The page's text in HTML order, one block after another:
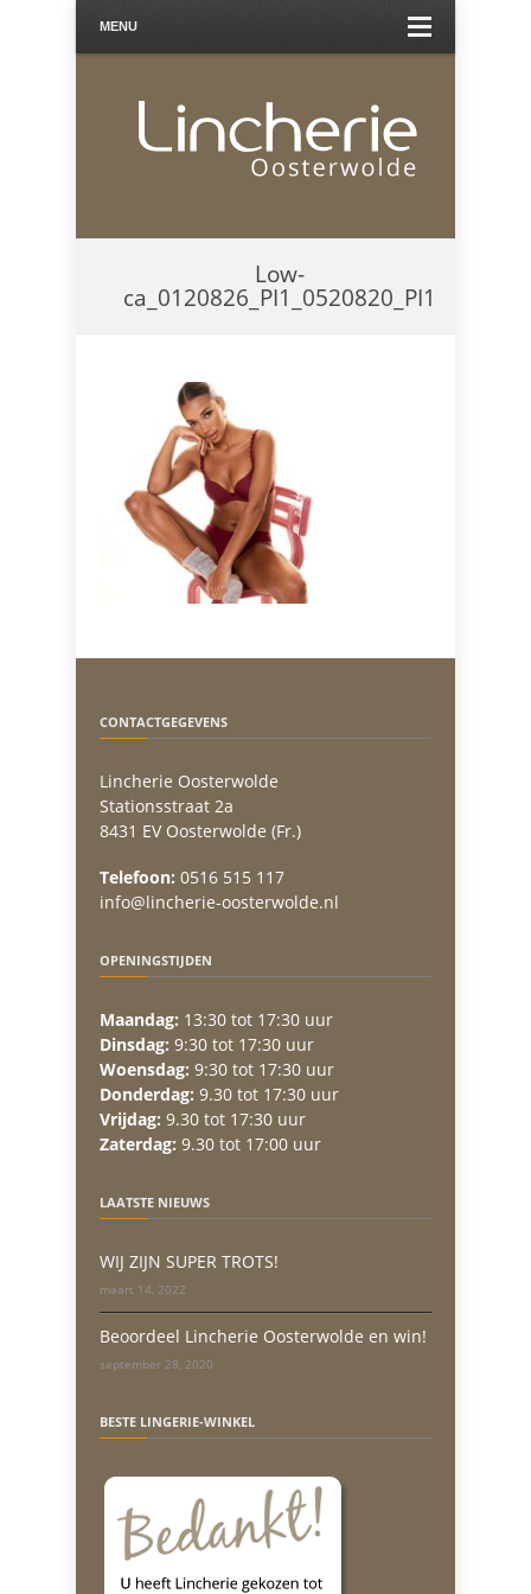
MENU
Low-
ca_0120826_PI1_0520820_PI1
CONTACTGEGEVENS
Lincherie Oosterwolde
Stationsstraat 2a
8431 EV Oosterwolde (Fr.)
Telefoon: 0516 515 117
info@lincherie-oosterwolde.nl
OPENINGSTIJDEN
Maandag: 13:30 tot 17:30 uur
Dinsdag: 9:30 tot 17:30 uur
Woensdag: 9:30 tot 17:30 uur
Donderdag: 9.30 tot 17:30 uur
Vrijdag: 9.30 tot 17:30 uur
Zaterdag: 9.30 tot 17:00 uur
LAATSTE NIEUWS
WIJ ZIJN SUPER TROTS!
maart 14, 2022
Beoordeel Lincherie Oosterwolde en win!
september 28, 2020
BESTE LINGERIE-WINKEL